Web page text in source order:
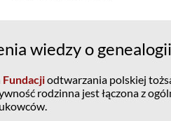
wiedzy o
Fundacjiodtwarzania polskiej
rodzinna jest łączona z